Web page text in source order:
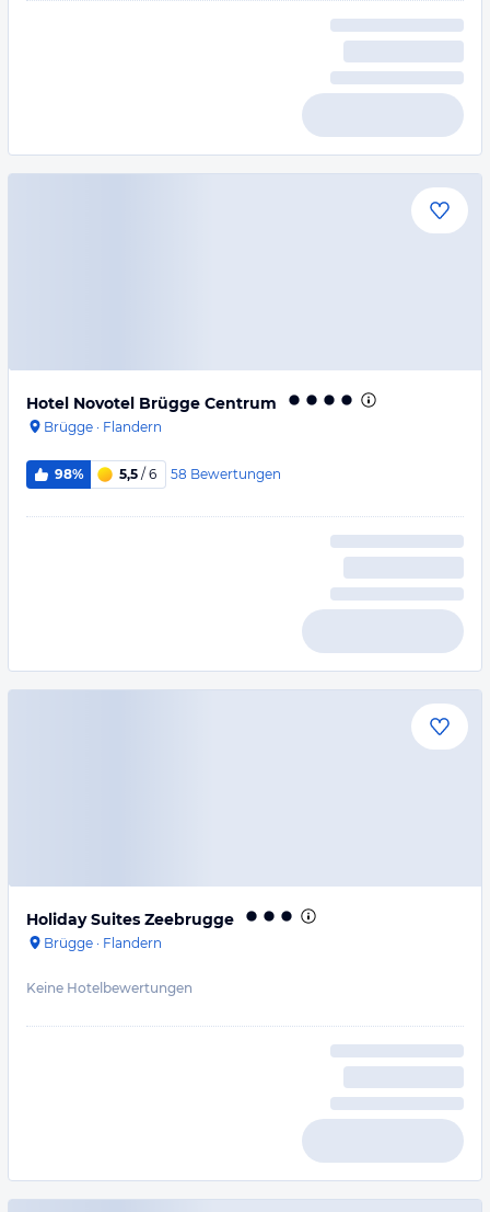
Hotel Novotel Brügge Centrum
Brügge · Flandern
98% 5,5 / 6 58 Bewertungen
Holiday Suites Zeebrugge
Brügge · Flandern
Keine Hotelbewertungen